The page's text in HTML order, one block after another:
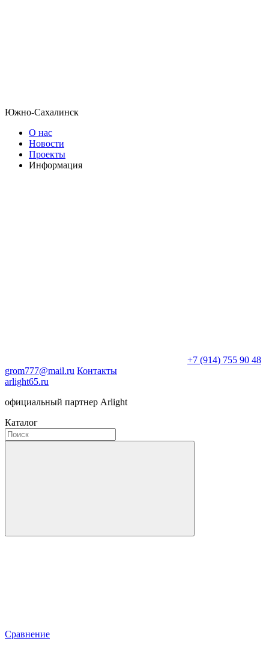
Южно-Сахалинск
О нас
Новости
Проекты
Информация
+7 (914) 755 90 48
grom777@mail.ru Контакты
arlight65.ru
официальный партнер Arlight
Каталог
Сравнение